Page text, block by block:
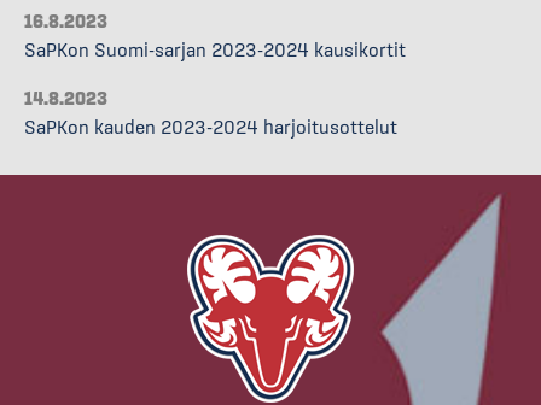
16.8.2023
SaPKon Suomi-sarjan 2023-2024 kausikortit
14.8.2023
SaPKon kauden 2023-2024 harjoitusottelut